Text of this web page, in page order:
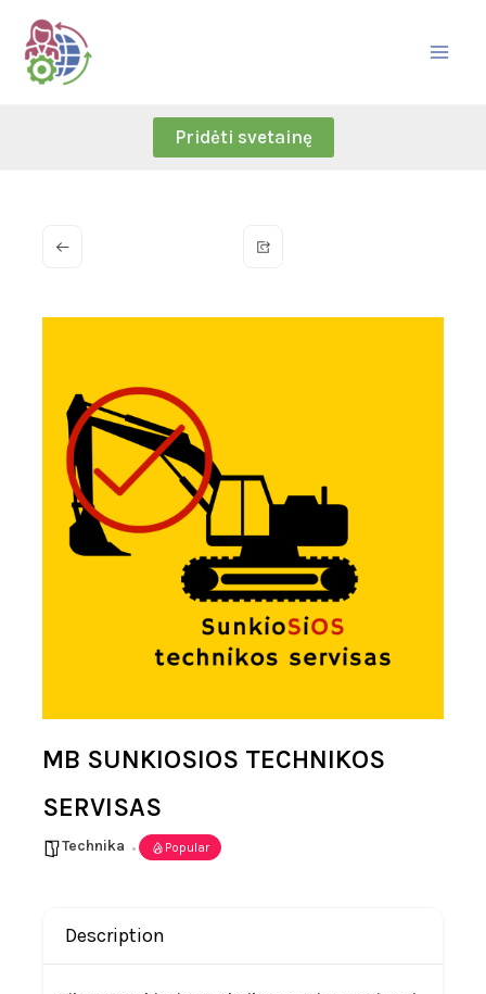
Skip
content
Pridėti svetainę
MB SUNKIOSIOS TECHNIKOS
SERVISAS
Technika Popular
Description